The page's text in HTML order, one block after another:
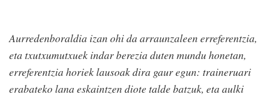
Aurredenboraldia izan ohi da arraunzaleen erreferentzia,
eta txutxumutxuek indar berezia duten mundu honetan,
erreferentzia horiek lausoak dira gaur egun: traineruari
erabateko lana eskaintzen diote talde batzuk, eta aulki